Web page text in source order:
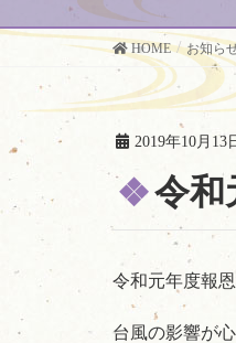
HOME お知ら
2019年10月13
令和
令和元年度報
台風の影響が